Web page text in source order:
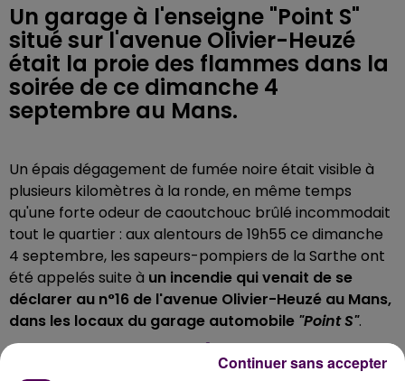
Un garage à l'enseigne "Point S"
situé sur l'avenue Olivier-Heuzé
était la proie des flammes dans la
soirée de ce dimanche 4
septembre au Mans.
Un épais dégagement de fumée noire était visible à
plusieurs kilomètres à la ronde, en même temps
qu'une forte odeur de caoutchouc brûlé incommodait
tout le quartier : aux alentours de 19h55 ce dimanche
4 septembre, les sapeurs-pompiers de la Sarthe ont
été appelés suite à un incendie qui venait de se
déclarer au n°16 de l'avenue Olivier-Heuzé au Mans,
dans les locaux du garage automobile "Point S".
TRAFIC NEUTRALISÉ Continuer sans accepter